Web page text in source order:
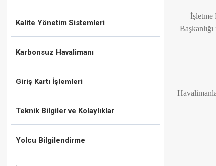
Kalite Yönetim Sistemleri
Karbonsuz Havalimanı
Giriş Kartı İşlemleri
Teknik Bilgiler ve Kolaylıklar
Yolcu Bilgilendirme
İşletme